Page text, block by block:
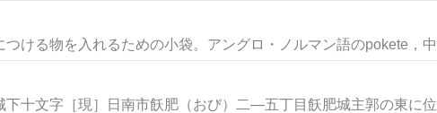
ける物を入れるための小袋。アングロ・ノルマン語のpokete，中
十文字［現］日南市飫肥（おび）二―五丁目飫肥城主郭の東に位